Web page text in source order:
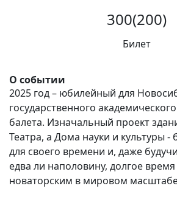
300(200)
Билет
О событии
2025 год – юбилейный для
государственного
балета. Изначальный проект
Театра, а Дома науки и культуры
для своего времени и, даже
едва ли наполовину, долгое время
новаторским в мировом